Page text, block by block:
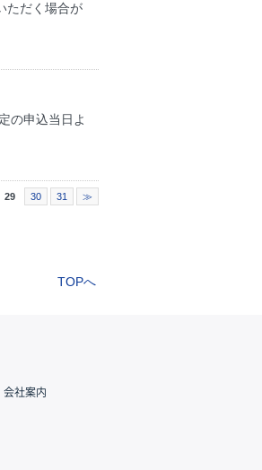
ただく場合が
の申込当日よ
29 30 31 ≫
TOPへ
会社案内